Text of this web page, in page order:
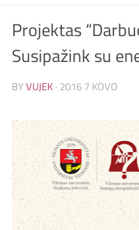
Projektas
Susipažink su
BYVUJEK · 2016 7 KOVO